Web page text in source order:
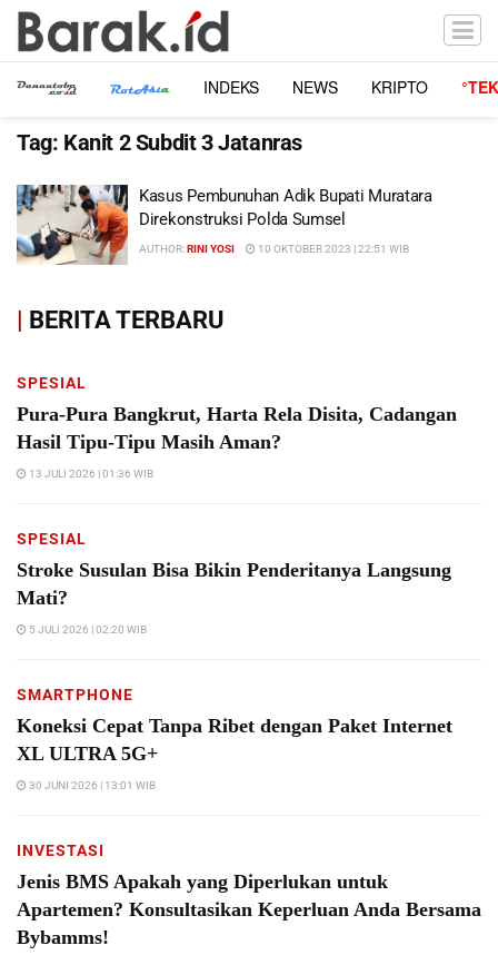
INDEKS NEWS KRIPTO
Tag: Kanit 2 Subdit 3 Jatanras
Kasus Pembunuhan Adik Bupati Muratara
Direkonstruksi Polda Sumsel
AUTHOR:RINI YOSI 10 OKTOBER 2023 | 22:51 WIB
| BERITA TERBARU
SPESIAL
Pura-Pura Bangkrut, Harta Rela Disita, Cadangan
Hasil Tipu-Tipu Masih Aman?
13 JULI 2026 | 01:36 WIB
SPESIAL
Stroke Susulan Bisa Bikin Penderitanya Langsung
Mati?
5 JULI 2026 | 02:20 WIB
SMARTPHONE
Koneksi Cepat Tanpa Ribet dengan Paket Internet
XL ULTRA 5G+
30 JUNI 2026 | 13:01 WIB
INVESTASI
Jenis BMS Apakah yang Diperlukan untuk
Apartemen? Konsultasikan Keperluan Anda Bersama
Bybamms!